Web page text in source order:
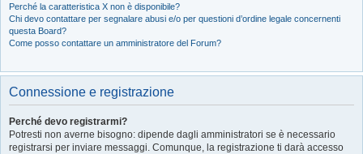
Perché la caratteristica X non è disponibile?
Chi devo contattare per segnalare abusi e/o per questioni d’ordine legale concernenti
questa Board?
Come posso contattare un amministratore del Forum?
Connessione e registrazione
Perché devo registrarmi?
Potresti non averne bisogno: dipende dagli amministratori se è necessario
registrarsi per inviare messaggi. Comunque, la registrazione ti darà accesso